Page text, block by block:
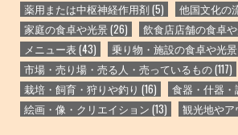
薬用または中枢神経作用剤(5) 他国文化の
家庭の食卓や光景(26) 飲食店店舗の食卓
メニュー表(43) 乗り物・施設の食卓や光景
市場・売り場・売る人・売っているもの(117)
栽培・飼育・狩りや釣り (16) 食器・什器
絵画・像・クリエイション (13) 観光地や